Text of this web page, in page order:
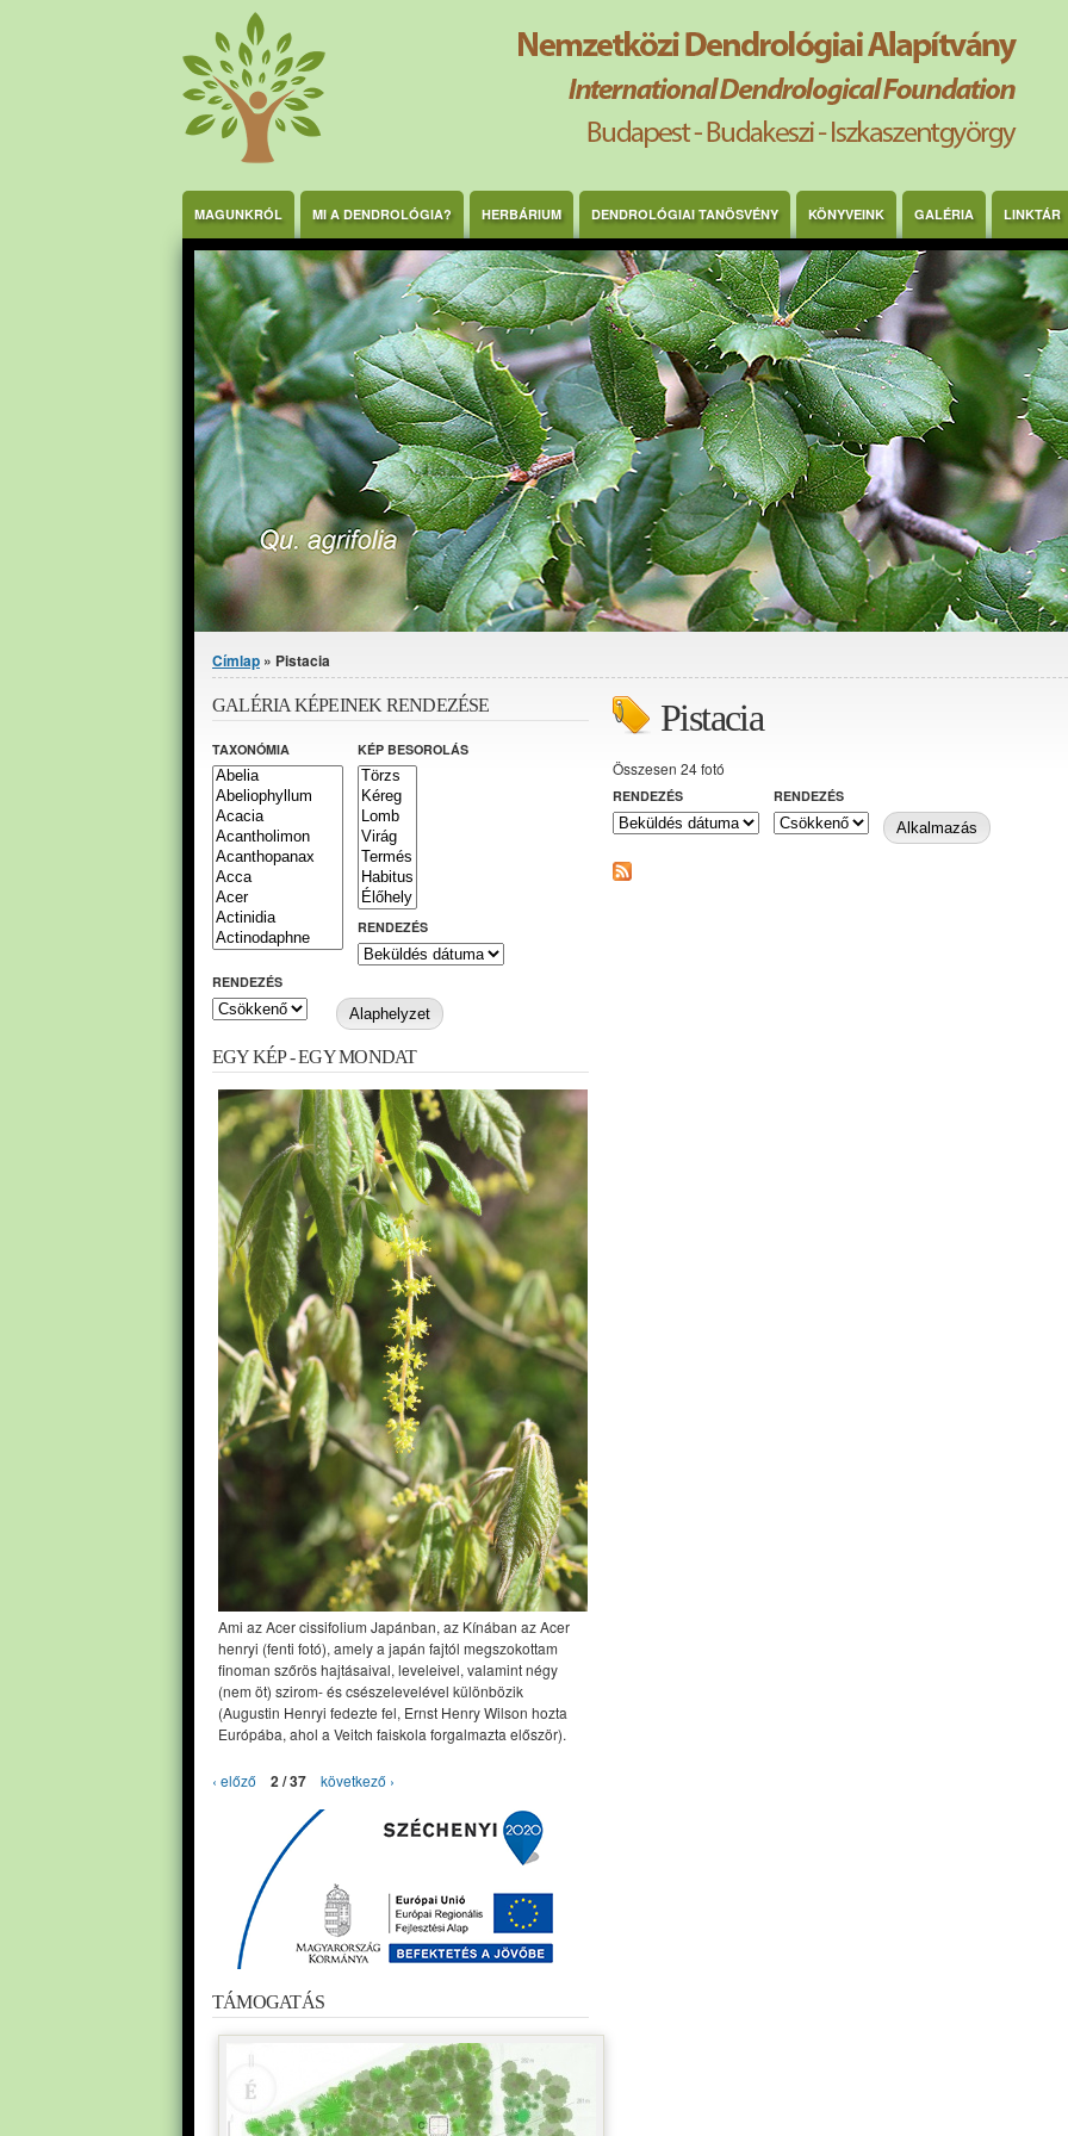
MAGUNKRÓL MI A DENDROLÓGIA? HERBÁRIUM DENDROLÓGIAI TANÖSVÉNY KÖNYVEINK GALÉRIA LINKTÁR
Jelenlegi hely
Címlap » Pistacia
Pistacia
Összesen 24 fotó
RENDEZÉS RENDEZÉS
GALÉRIA KÉPEINEK RENDEZÉSE
TAXONÓMIA KÉP BESOROLÁS
RENDEZÉS
RENDEZÉS
EGY KÉP - EGY MONDAT
Ami az Acer cissifolium Japánban, az Kínában az Acer
henryi (fenti fotó), amely a japán fajtól megszokottam
finoman szőrös hajtásaival, leveleivel, valamint négy
(nem öt) szirom- és csészelevelével különbözik
(Augustin Henryi fedezte fel, Ernst Henry Wilson hozta
Európába, ahol a Veitch faiskola forgalmazta először).
‹ előző 2 / 37 következő ›
TÁMOGATÁS